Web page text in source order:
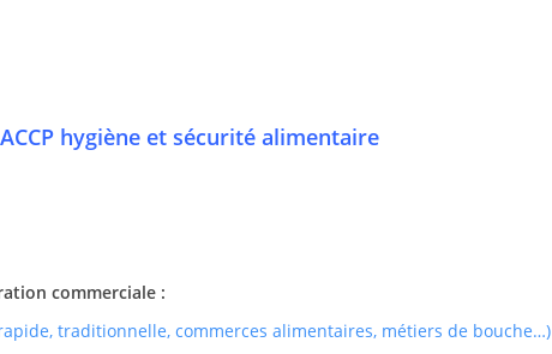
hygiène et sécurité alimentaire
commerciale :
traditionnelle, commerces alimentaires, métiers de bouche…)